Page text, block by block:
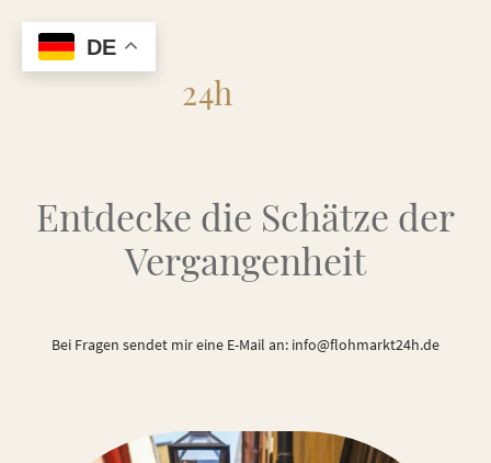
24h
Entdecke die Schätze der
Vergangenheit
Bei Fragen sendet mir eine E-Mail an: info@flohmarkt24h.de
DE